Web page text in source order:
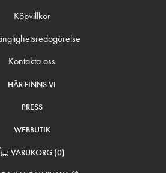
Köpvillkor
Kontakta oss
HÄR FINNS VI
PRESS
WEBBUTIK
VARUKORG (0)